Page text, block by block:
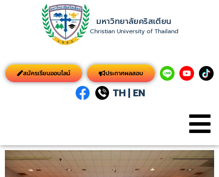
มหาวิทยาลัยคริสเตียน
Christian University of Thailand
สมัครเรียนออนไลน์ ประกาศผลสอบ
TH| EN